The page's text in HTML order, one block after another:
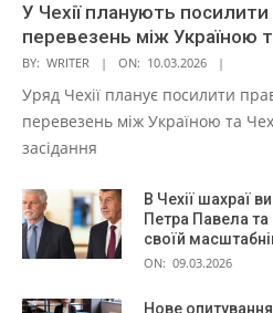
У Чехії планують
перевезень між Україною
BY: WRITER ON: 10.03.2026
Уряд Чехії планує посилити
перевезень між Україною та
засідання
В Чехії шахраї
Петра Павела
своїй
ON: 09.03.2026
Нове